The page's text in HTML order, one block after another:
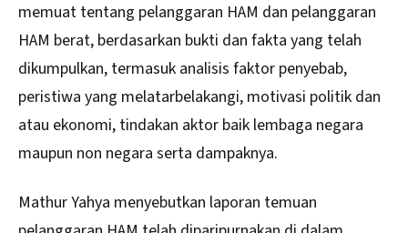
memuat tentang pelanggaran HAM dan pelanggaran
HAM berat, berdasarkan bukti dan fakta yang telah
dikumpulkan, termasuk analisis faktor penyebab,
peristiwa yang melatarbelakangi, motivasi politik dan
atau ekonomi, tindakan aktor baik lembaga negara
maupun non negara serta dampaknya.
Mathur Yahya menyebutkan laporan temuan